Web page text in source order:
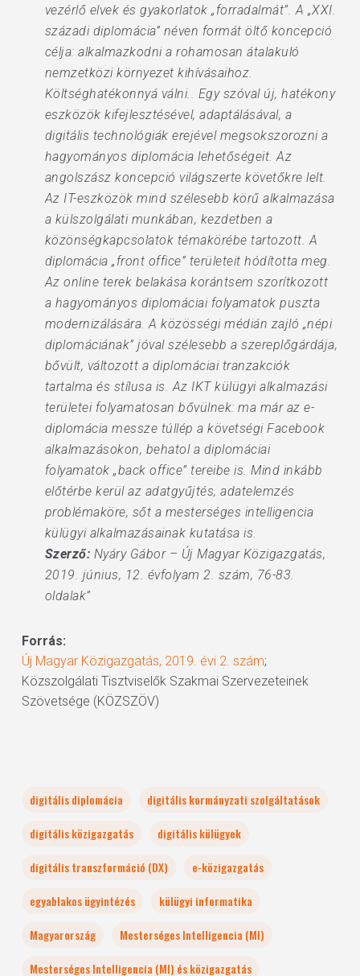
vezérlő elvek és gyakorlatok „forradalmát”. A „XXI.
századi diplomácia” néven formát öltő koncepció
célja: alkalmazkodni a rohamosan átalakuló
nemzetközi környezet kihívásaihoz.
Költséghatékonnyá válni.. Egy szóval új, hatékony
eszközök kifejlesztésével, adaptálásával, a
digitális technológiák erejével megsokszorozni a
hagyományos diplomácia lehetőségeit. Az
angolszász koncepció világszerte követőkre lelt.
Az IT-eszközök mind szélesebb körű alkalmazása
a külszolgálati munkában, kezdetben a
közönségkapcsolatok témakörébe tartozott. A
diplomácia „front office” területeit hódította meg.
Az online terek belakása korántsem szorítkozott
a hagyományos diplomáciai folyamatok puszta
modernizálására. A közösségi médián zajló „népi
diplomáciának” jóval szélesebb a szereplőgárdája,
bővült, változott a diplomáciai tranzakciók
tartalma és stílusa is. Az IKT külügyi alkalmazási
területei folyamatosan bővülnek: ma már az e-
diplomácia messze túllép a követségi Facebook
alkalmazásokon, behatol a diplomáciai
folyamatok „back office” tereibe is. Mind inkább
előtérbe kerül az adatgyűjtés, adatelemzés
problémaköre, sőt a mesterséges intelligencia
külügyi alkalmazásainak kutatása is.
Szerző: Nyáry Gábor – Új Magyar Közigazgatás,
2019. június, 12. évfolyam 2. szám, 76-83.
oldalak”
Forrás:
Új Magyar Közigazgatás, 2019. évi 2. szám;
Közszolgálati Tisztviselők Szakmai Szervezeteinek
Szövetsége (KÖZSZÖV)
digitális diplomácia
digitális kormányzati szolgáltatások
digitális közigazgatás
digitális külügyek
digitális transzformáció (DX)
e-közigazgatás
egyablakos ügyintézés
külügyi informatika
Magyarország
Mesterséges Intelligencia (MI)
Mesterséges Intelligencia (MI) és közigazgatás